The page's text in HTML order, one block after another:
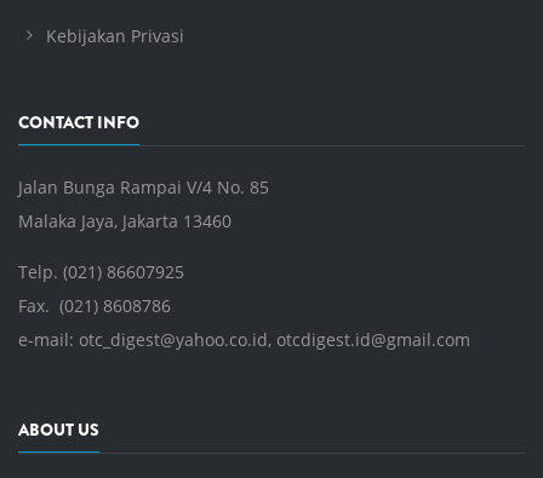
Kebijakan Privasi
CONTACT INFO
Jalan Bunga Rampai V/4 No. 85
Malaka Jaya, Jakarta 13460
Telp. (021) 86607925
Fax. (021) 8608786
e-mail: otc_digest@yahoo.co.id, otcdigest.id@gmail.com
ABOUT US